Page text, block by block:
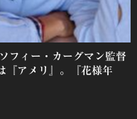
フィー・カーグマン監督
『アメリ』。『花様年